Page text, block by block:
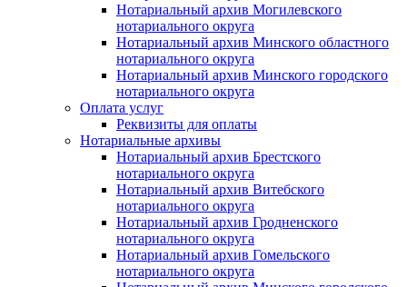
Нотариальный архив Могилевского
нотариального округа
Нотариальный архив Минского областного
нотариального округа
Нотариальный архив Минского городского
нотариального округа
Оплата услуг
Реквизиты для оплаты
Нотариальные архивы
Нотариальный архив Брестского
нотариального округа
Нотариальный архив Витебского
нотариального округа
Нотариальный архив Гродненского
нотариального округа
Нотариальный архив Гомельского
нотариального округа